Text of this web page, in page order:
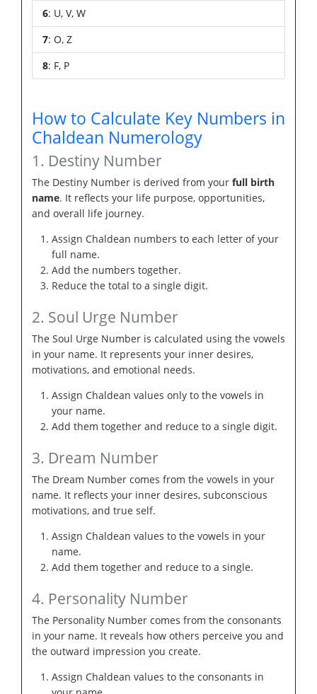
6: U, V, W
7: O, Z
8: F, P
How to Calculate Key Numbers in
Chaldean Numerology
1. Destiny Number
The Destiny Number is derived from your full birth
name. It reflects your life purpose, opportunities,
and overall life journey.
Assign Chaldean numbers to each letter of your
full name.
Add the numbers together.
Reduce the total to a single digit.
2. Soul Urge Number
The Soul Urge Number is calculated using the vowels
in your name. It represents your inner desires,
motivations, and emotional needs.
Assign Chaldean values only to the vowels in
your name.
Add them together and reduce to a single digit.
3. Dream Number
The Dream Number comes from the vowels in your
name. It reflects your inner desires, subconscious
motivations, and true self.
Assign Chaldean values to the vowels in your
name.
Add them together and reduce to a single.
4. Personality Number
The Personality Number comes from the consonants
in your name. It reveals how others perceive you and
the outward impression you create.
Assign Chaldean values to the consonants in